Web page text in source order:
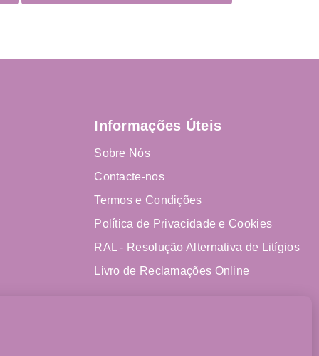
Informações Úteis
Sobre Nós
Contacte-nos
Termos e Condições
Política de Privacidade e Cookies
RAL - Resolução Alternativa de Litígios
Livro de Reclamações Online